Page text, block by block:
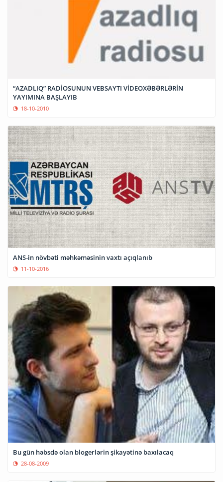
“AZADLIQ” RADİOSUNUN VEBSAYTI VİDEOXƏBƏRLƏRİN
YAYIMINA BAŞLAYIB
18-10-2010
ANS-in növbəti məhkəməsinin vaxtı açıqlanıb
11-10-2016
Bu gün həbsdə olan blogerlərin şikayətinə baxılacaq
28-08-2009